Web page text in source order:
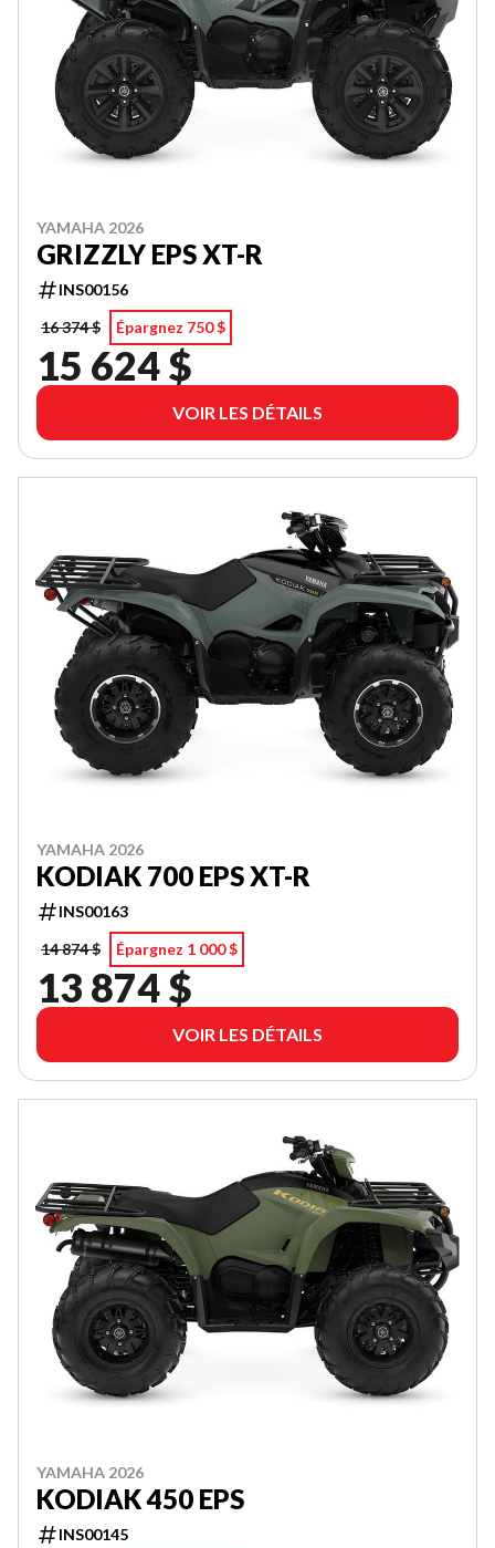
YAMAHA 2026
GRIZZLY EPS XT-R
INS00156
16 374 $
Épargnez 750 $
15 624 $
VOIR LES DÉTAILS
YAMAHA 2026
KODIAK 700 EPS XT-R
INS00163
14 874 $
Épargnez 1 000 $
13 874 $
VOIR LES DÉTAILS
YAMAHA 2026
KODIAK 450 EPS
INS00145